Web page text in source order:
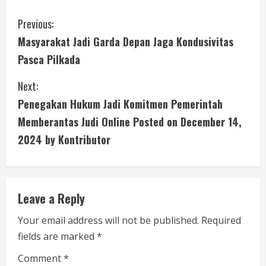
C
o
n
t
i
n
u
e
R
e
Previous:
Masyarakat Jadi Garda Depan Jaga Kondusivitas
Pasca Pilkada
Next:
Penegakan Hukum Jadi Komitmen Pemerintah
Memberantas Judi Online Posted on December 14,
2024 by Kontributor
Leave a Reply
Your email address will not be published. Required
fields are marked *
Comment*